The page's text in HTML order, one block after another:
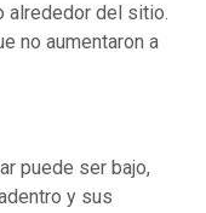
alrededor del sitio.
no aumentaron a
puede ser bajo,
y sus